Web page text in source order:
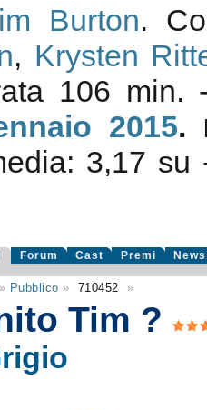
Burton.
, Krysten
106
2015.
3,17 su
Forum Cast Premi News
» Pubblico » 710452 »
Tim ?